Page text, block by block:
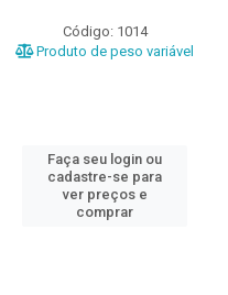
Código: 1014
Produto de peso variável
Faça seu login ou
cadastre-se para
ver preços e
comprar